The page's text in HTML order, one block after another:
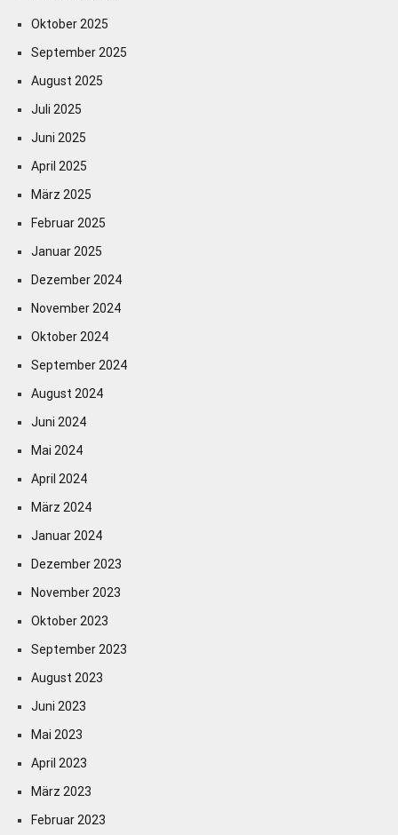
Oktober 2025
September 2025
August 2025
Juli 2025
Juni 2025
April 2025
März 2025
Februar 2025
Januar 2025
Dezember 2024
November 2024
Oktober 2024
September 2024
August 2024
Juni 2024
Mai 2024
April 2024
März 2024
Januar 2024
Dezember 2023
November 2023
Oktober 2023
September 2023
August 2023
Juni 2023
Mai 2023
April 2023
März 2023
Februar 2023